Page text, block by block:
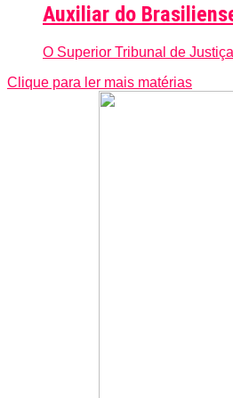
Auxiliar do
O Superior Tribunal de
Clique para ler mais matérias